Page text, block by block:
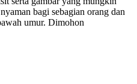
bagi sebagian orang dan
umur. Dimohon